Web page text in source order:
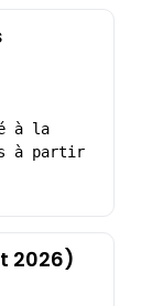
à la
à partir
2026)